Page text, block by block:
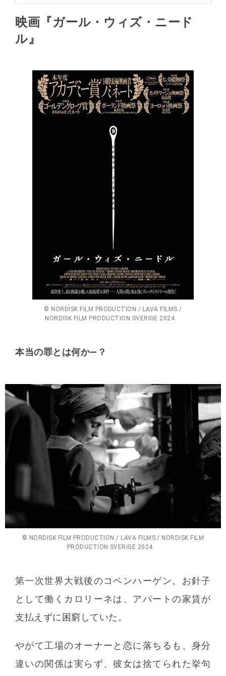
映画『ガール・ウィズ・ニード
ル』
© NORDISK FILM PRODUCTION / LAVA FILMS /
NORDISK FILM PRODUCTION SVERIGE 2024
本当の罪とは何か―？
© NORDISK FILM PRODUCTION / LAVA FILMS / NORDISK FILM
PRODUCTION SVERIGE 2024
第一次世界大戦後のコペンハーゲン。お針子
として働くカロリーネは、アパートの家賃が
支払えずに困窮していた。
やがて工場のオーナーと恋に落ちるも、身分
違いの関係は実らず、彼女は捨てられた挙句